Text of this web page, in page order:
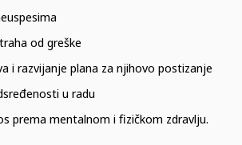
od greške
i razvijanje plana za njihovo postizanje
u radu
prema mentalnom i fizičkom zdravlju.